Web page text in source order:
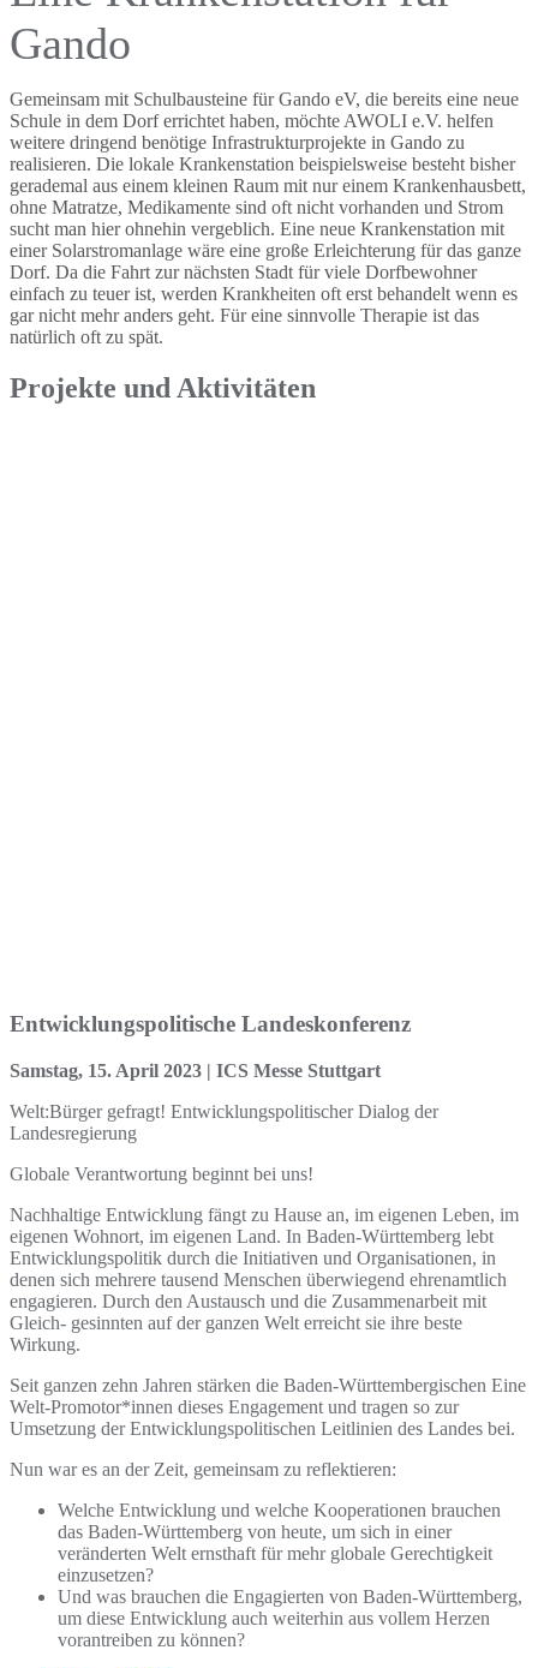
Gando
Gemeinsam mit Schulbausteine für Gando eV, die bereits eine neue
Schule in dem Dorf errichtet haben, möchte AWOLI e.V. helfen
weitere dringend benötige Infrastrukturprojekte in Gando zu
realisieren. Die lokale Krankenstation beispielsweise besteht bisher
gerademal aus einem kleinen Raum mit nur einem Krankenhausbett,
ohne Matratze, Medikamente sind oft nicht vorhanden und Strom
sucht man hier ohnehin vergeblich. Eine neue Krankenstation mit
einer Solarstromanlage wäre eine große Erleichterung für das ganze
Dorf. Da die Fahrt zur nächsten Stadt für viele Dorfbewohner
einfach zu teuer ist, werden Krankheiten oft erst behandelt wenn es
gar nicht mehr anders geht. Für eine sinnvolle Therapie ist das
natürlich oft zu spät.
Projekte und Aktivitäten
Entwicklungspolitische Landeskonferenz
Samstag, 15. April 2023 | ICS Messe Stuttgart
Welt:Bürger gefragt! Entwicklungspolitischer Dialog der
Landesregierung
Globale Verantwortung beginnt bei uns!
Nachhaltige Entwicklung fängt zu Hause an, im eigenen Leben, im
eigenen Wohnort, im eigenen Land. In Baden-Württemberg lebt
Entwicklungspolitik durch die Initiativen und Organisationen, in
denen sich mehrere tausend Menschen überwiegend ehrenamtlich
engagieren. Durch den Austausch und die Zusammenarbeit mit
Gleich- gesinnten auf der ganzen Welt erreicht sie ihre beste
Wirkung.
Seit ganzen zehn Jahren stärken die Baden-Württembergischen Eine
Welt-Promotor*innen dieses Engagement und tragen so zur
Umsetzung der Entwicklungspolitischen Leitlinien des Landes bei.
Nun war es an der Zeit, gemeinsam zu reflektieren:
Welche Entwicklung und welche Kooperationen brauchen
das Baden-Württemberg von heute, um sich in einer
veränderten Welt ernsthaft für mehr globale Gerechtigkeit
einzusetzen?
Und was brauchen die Engagierten von Baden-Württemberg,
um diese Entwicklung auch weiterhin aus vollem Herzen
vorantreiben zu können?